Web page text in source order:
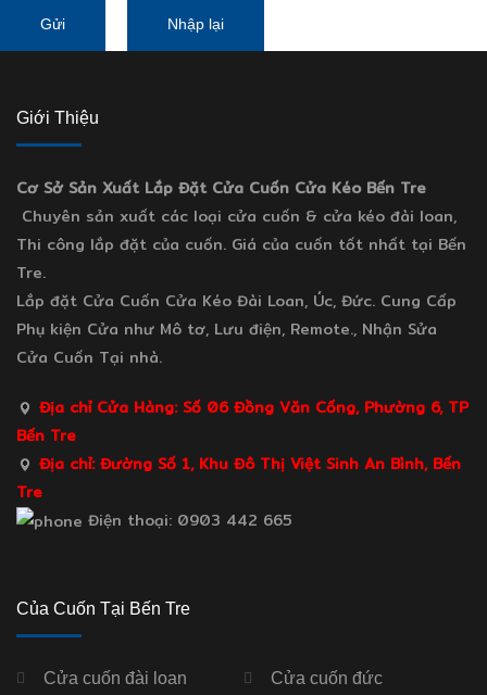
Giới Thiệu
Cơ Sở Sản Xuất Lắp Đặt Cửa Cuốn Cửa Kéo Bến Tre
Chuyên sản xuất các loại cửa cuốn & cửa kéo đài loan,
Thi công lắp đặt của cuốn. Giá của cuốn tốt nhất tại Bến
Tre.
Lắp đặt Cửa Cuốn Cửa Kéo Đài Loan, Úc, Đức. Cung Cấp
Phụ kiện Cửa như Mô tơ, Lưu điện, Remote., Nhận Sửa
Cửa Cuốn Tại nhà.
Địa chỉ Cửa Hàng: Số 06 Đồng Văn Cống, Phường 6, TP
Bến Tre
Địa chỉ: Đường Số 1, Khu Đô Thị Việt Sinh An Bình, Bến
Tre
Điện thoại: 0903 442 665
Của Cuốn Tại Bến Tre
Cửa cuốn đài loan Cửa cuốn đức